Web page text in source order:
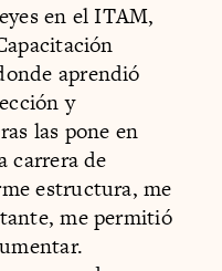
en el ITAM,
aprendió
y
las pone en
carrera de
estructura, me
me permitió